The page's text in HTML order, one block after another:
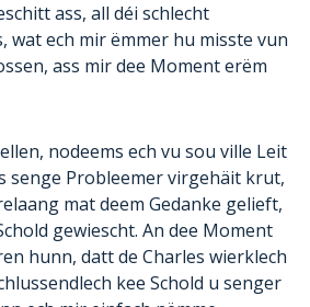
ass, all déi schlecht
wat ech mir ëmmer hu misste vun
ass mir dee Moment erëm
nodeems ech vu sou ville Leit
senge Probleemer virgehäit krut,
mat deem Gedanke gelieft,
gewiescht. An dee Moment
hunn, datt de Charles wierklech
kee Schold u senger